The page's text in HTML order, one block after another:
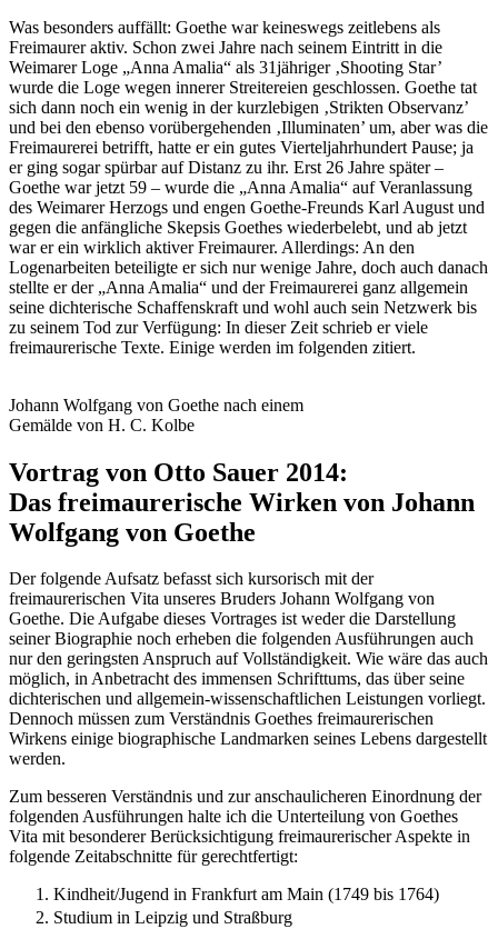
Was besonders auffällt: Goethe war keineswegs zeitlebens als
Freimaurer aktiv. Schon zwei Jahre nach seinem Eintritt in die
Weimarer Loge „Anna Amalia“ als 31jähriger ‚Shooting Star’
wurde die Loge wegen innerer Streitereien geschlossen. Goethe tat
sich dann noch ein wenig in der kurzlebigen ‚Strikten Observanz’
und bei den ebenso vorübergehenden ‚Illuminaten’ um, aber was die
Freimaurerei betrifft, hatte er ein gutes Vierteljahrhundert Pause; ja
er ging sogar spürbar auf Distanz zu ihr. Erst 26 Jahre später –
Goethe war jetzt 59 – wurde die „Anna Amalia“ auf Veranlassung
des Weimarer Herzogs und engen Goethe-Freunds Karl August und
gegen die anfängliche Skepsis Goethes wiederbelebt, und ab jetzt
war er ein wirklich aktiver Freimaurer. Allerdings: An den
Logenarbeiten beteiligte er sich nur wenige Jahre, doch auch danach
stellte er der „Anna Amalia“ und der Freimaurerei ganz allgemein
seine dichterische Schaffenskraft und wohl auch sein Netzwerk bis
zu seinem Tod zur Verfügung: In dieser Zeit schrieb er viele
freimaurerische Texte. Einige werden im folgenden zitiert.
Johann Wolfgang von Goethe nach einem
Gemälde von H. C. Kolbe
Vortrag von Otto Sauer 2014:
Das freimaurerische Wirken von Johann
Wolfgang von Goethe
Der folgende Aufsatz befasst sich kursorisch mit der
freimaurerischen Vita unseres Bruders Johann Wolfgang von
Goethe. Die Aufgabe dieses Vortrages ist weder die Darstellung
seiner Biographie noch erheben die folgenden Ausführungen auch
nur den geringsten Anspruch auf Vollständigkeit. Wie wäre das auch
möglich, in Anbetracht des immensen Schrifttums, das über seine
dichterischen und allgemein-wissenschaftlichen Leistungen vorliegt.
Dennoch müssen zum Verständnis Goethes freimaurerischen
Wirkens einige biographische Landmarken seines Lebens dargestellt
werden.
Zum besseren Verständnis und zur anschaulicheren Einordnung der
folgenden Ausführungen halte ich die Unterteilung von Goethes
Vita mit besonderer Berücksichtigung freimaurerischer Aspekte in
folgende Zeitabschnitte für gerechtfertigt:
Kindheit/Jugend in Frankfurt am Main (1749 bis 1764)
Studium in Leipzig und Straßburg